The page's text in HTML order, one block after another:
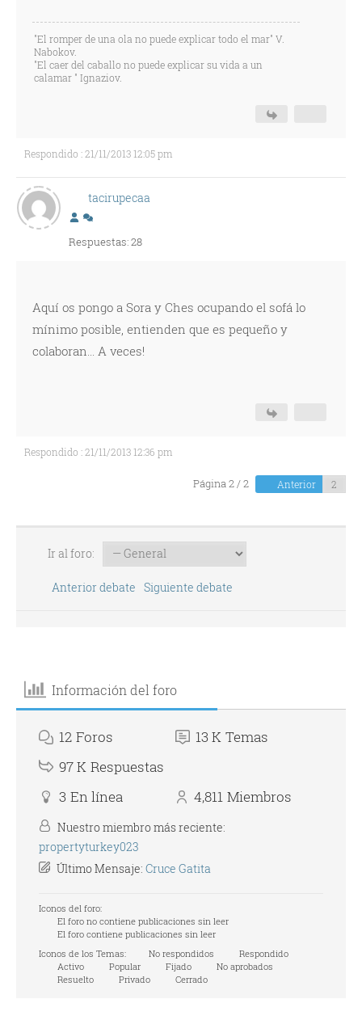
"El romper de una ola no puede explicar todo el mar" V.
Nabokov.
"El caer del caballo no puede explicar su vida a un
calamar " Ignaziov.
Respondido : 21/11/2013 12:05 pm
tacirupecaa
Respuestas: 28
Aquí os pongo a Sora y Ches ocupando el sofá lo
mínimo posible, entienden que es pequeño y
colaboran... A veces!
Respondido : 21/11/2013 12:36 pm
Página 2 / 2 Anterior
Ir al foro:
Anterior debate Siguiente debate
Información del foro
12 Foros 13 K Temas
97 K Respuestas
3 En línea 4,811 Miembros
Nuestro miembro más reciente:
propertyturkey023
Último Mensaje: Cruce Gatita
Iconos del foro:
El foro no contiene publicaciones sin leer
El foro contiene publicaciones sin leer
Iconos de los Temas:
No respondidos
Respondido
Activo
Popular Fijado
No aprobados
Resuelto
Privado Cerrado